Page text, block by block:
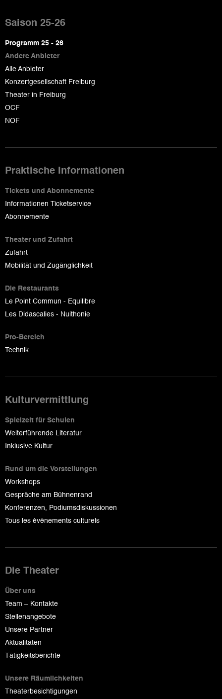
de
page
Saison 25-26
Programm 25 - 26
Andere Anbieter
Alle Anbieter
Konzertgesellschaft Freiburg
Theater in Freiburg
OCF
NOF
Praktische Informationen
Tickets und Abonnemente
Informationen Ticketservice
Abonnemente
Theater und Zufahrt
Zufahrt
Mobilität und Zugänglichkeit
Die Restaurants
Le Point Commun - Equilibre
Les Didascalies - Nuithonie
Pro-Bereich
Technik
Kulturvermittlung
Spielzeit für Schulen
Weiterführende Literatur
Inklusive Kultur
Rund um die Vorstellungen
Workshops
Gespräche am Bühnenrand
Konferenzen, Podiumsdiskussionen
Tous les événements culturels
Die Theater
Über uns
Team – Kontakte
Stellenangebote
Unsere Partner
Aktualitäten
Tätigkeitsberichte
Unsere Räumlichkeiten
Theaterbesichtigungen